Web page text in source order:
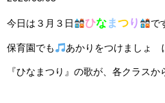
今日は３月３日 ひなまつり で
保育園でも あかりをつけましょ
『ひなまつり』の歌が、各クラスか